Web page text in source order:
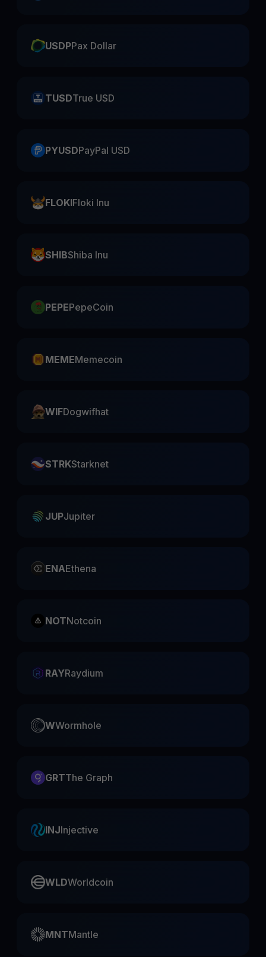
USDPPax Dollar
TUSDTrue USD
PYUSDPayPal USD
FLOKIFloki Inu
SHIBShiba Inu
PEPEPepeCoin
MEMEMemecoin
WIFDogwifhat
STRKStarknet
JUPJupiter
ENAEthena
NOTNotcoin
RAYRaydium
WWormhole
GRTThe Graph
INJInjective
WLDWorldcoin
MNTMantle